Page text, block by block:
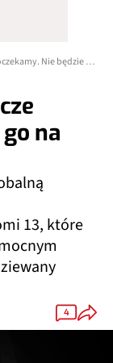
Na Xiaomi 13 Ultra jeszcze poczekamy. Nie będzie go na MWC
na
13, które
4